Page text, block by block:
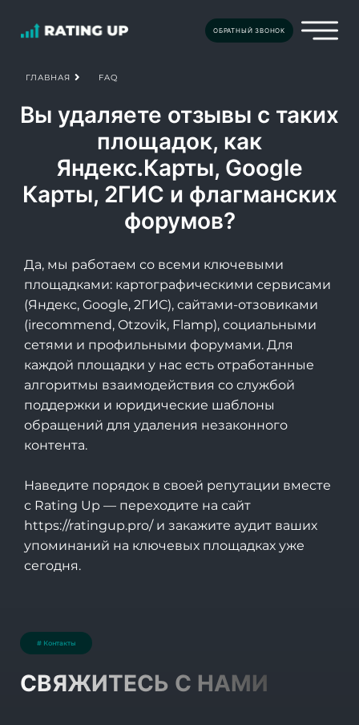
ОБРАТНЫЙ ЗВОНОК
ГЛАВНАЯ FAQ
Вы удаляете отзывы с таких
площадок, как
Яндекс.Карты, Google
Карты, 2ГИС и флагманских
форумов?
Да, мы работаем со всеми ключевыми
площадками: картографическими сервисами
(Яндекс, Google, 2ГИС), сайтами-отзовиками
(irecommend, Otzovik, Flamp), социальными
сетями и профильными форумами. Для
каждой площадки у нас есть отработанные
алгоритмы взаимодействия со службой
поддержки и юридические шаблоны
обращений для удаления незаконного
контента.
Наведите порядок в своей репутации вместе
с Rating Up — переходите на сайт
https://ratingup.pro/и закажите аудит ваших
упоминаний на ключевых площадках уже
сегодня.
# Контакты
СВЯЖИТЕСЬ С НАМИ